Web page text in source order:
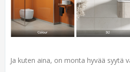
Ja kuten aina, on monta hyvää syytä